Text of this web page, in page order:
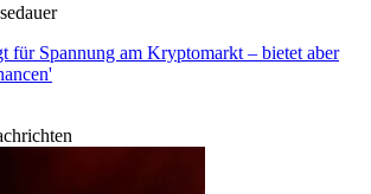
Spannung am Kryptomarkt – bietet aber